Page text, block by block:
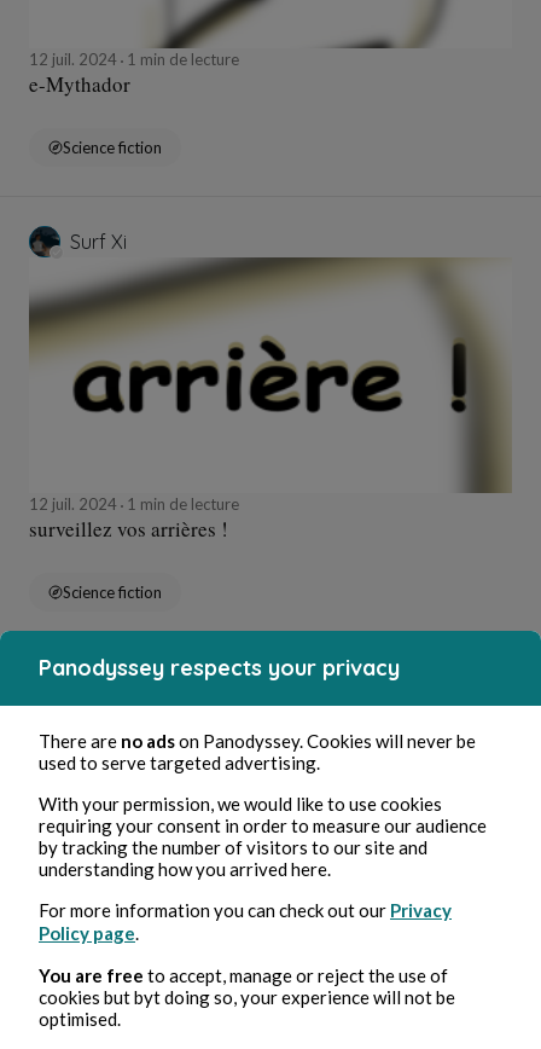
12 juil. 2024 1 min de lecture
e-Mythador
Science fiction
Surf Xi
12 juil. 2024 1 min de lecture
surveillez vos arrières !
Science fiction
Surf Xi
12 juil. 20241 min de lecture
je veux que tu dormes !
Panodyssey respects your privacy
There are no adson Panodyssey. Cookies will never be
used to serve targeted advertising.
With your permission, we would like to use cookies
requiring your consent in order to measure our audience
by tracking the number of visitors to our site and
understanding how you arrived here.
For more information you can check out our Privacy
Policy page
You are free to accept, manage or reject the use of
cookies but byt doing so, your experience will not be
optimised.